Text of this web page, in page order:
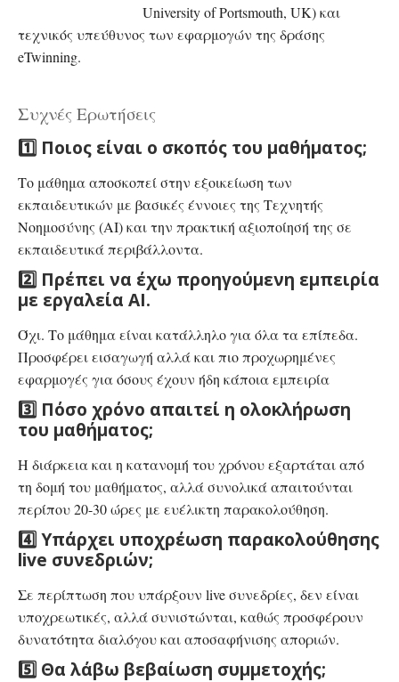
University of Portsmouth, UK) και
τεχνικός υπεύθυνος των εφαρμογών της δράσης
eTwinning.
Συχνές Ερωτήσεις
1️⃣ Ποιος είναι ο σκοπός του μαθήματος;
Το μάθημα αποσκοπεί στην εξοικείωση των
εκπαιδευτικών με βασικές έννοιες της Τεχνητής
Νοημοσύνης (AI) και την πρακτική αξιοποίησή της σε
εκπαιδευτικά περιβάλλοντα.
2️⃣ Πρέπει να έχω προηγούμενη εμπειρία
με εργαλεία AI.
Όχι. Το μάθημα είναι κατάλληλο για όλα τα επίπεδα.
Προσφέρει εισαγωγή αλλά και πιο προχωρημένες
εφαρμογές για όσους έχουν ήδη κάποια εμπειρία
3️⃣ Πόσο χρόνο απαιτεί η ολοκλήρωση
του μαθήματος;
Η διάρκεια και η κατανομή του χρόνου εξαρτάται από
τη δομή του μαθήματος, αλλά συνολικά απαιτούνται
περίπου 20-30 ώρες με ευέλικτη παρακολούθηση.
4️⃣ Υπάρχει υποχρέωση παρακολούθησης
live συνεδριών;
Σε περίπτωση που υπάρξουν live συνεδρίες, δεν είναι
υποχρεωτικές, αλλά συνιστώνται, καθώς προσφέρουν
δυνατότητα διαλόγου και αποσαφήνισης αποριών.
5️⃣ Θα λάβω βεβαίωση συμμετοχής;